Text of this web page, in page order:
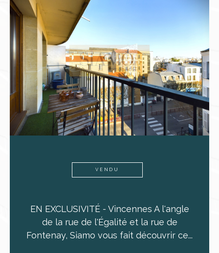
VENDU
EN EXCLUSIVITÉ - Vincennes A l'angle
de la rue de l'Égalité et la rue de
Fontenay, Siamo vous fait découvrir ce...